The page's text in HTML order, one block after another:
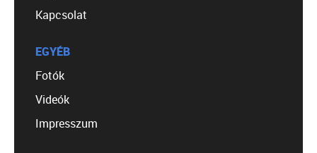
Kapcsolat
EGYÉB
Fotók
Videók
Impresszum